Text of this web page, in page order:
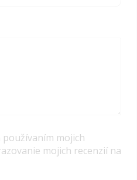
používaním mojich
mojich recenzií na